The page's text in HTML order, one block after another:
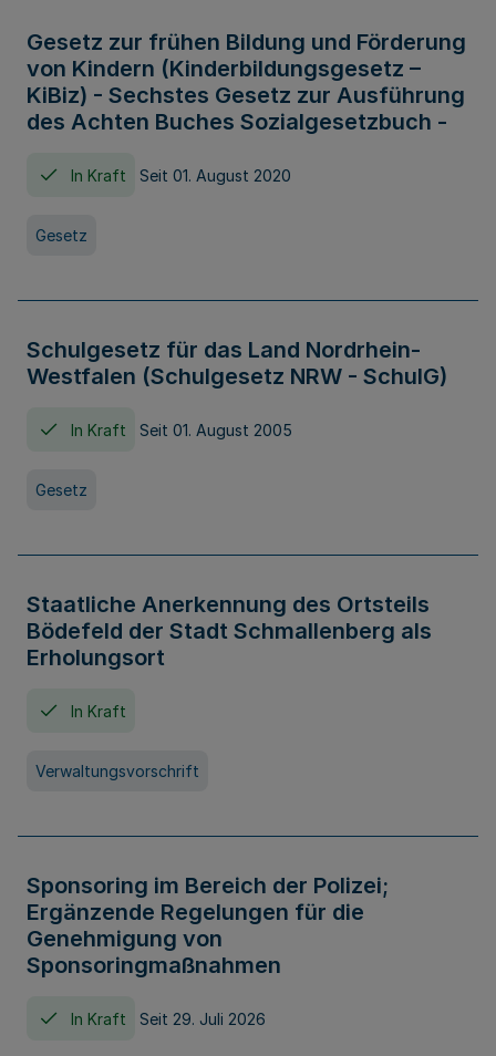
Gesetz zur frühen Bildung und Förderung
von Kindern (Kinderbildungsgesetz –
KiBiz) - Sechstes Gesetz zur Ausführung
des Achten Buches Sozialgesetzbuch -
In Kraft Seit 01. August 2020
Gesetz
Schulgesetz für das Land Nordrhein-
Westfalen (Schulgesetz NRW - SchulG)
In Kraft Seit 01. August 2005
Gesetz
Staatliche Anerkennung des Ortsteils
Bödefeld der Stadt Schmallenberg als
Erholungsort
In Kraft
Verwaltungsvorschrift
Sponsoring im Bereich der Polizei;
Ergänzende Regelungen für die
Genehmigung von
Sponsoringmaßnahmen
In Kraft Seit 29. Juli 2026